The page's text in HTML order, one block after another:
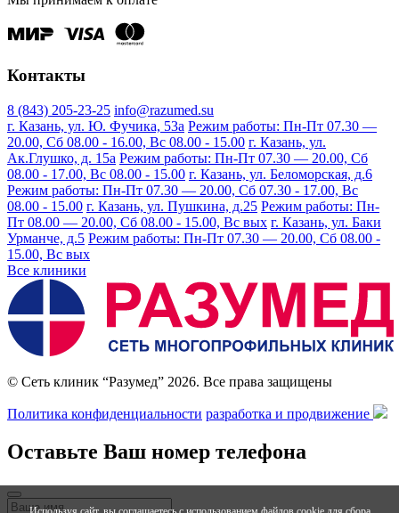
Контакты
8 (843) 205-23-25 info@razumed.su
г. Казань, ул. Ю. Фучика, 53а Режим работы: Пн-Пт 07.30 —
20.00, Сб 08.00 - 16.00, Вс 08.00 - 15.00 г. Казань, ул.
Ак.Глушко, д. 15а Режим работы: Пн-Пт 07.30 — 20.00, Сб
08.00 - 17.00, Вс 08.00 - 15.00 г. Казань, ул. Беломорская, д.6
Режим работы: Пн-Пт 07.30 — 20.00, Сб 07.30 - 17.00, Вс
08.00 - 15.00 г. Казань, ул. Пушкина, д.25 Режим работы: Пн-
Пт 08.00 — 20.00, Сб 08.00 - 15.00, Вс вых г. Казань, ул. Баки
Урманче, д.5 Режим работы: Пн-Пт 07.30 — 20.00, Сб 08.00 -
15.00, Вс вых
Все клиники
© Сеть клиник “Разумед” 2026. Все права защищены
Политика конфиденциальности разработка и продвижение
Оставьте Ваш номер телефона